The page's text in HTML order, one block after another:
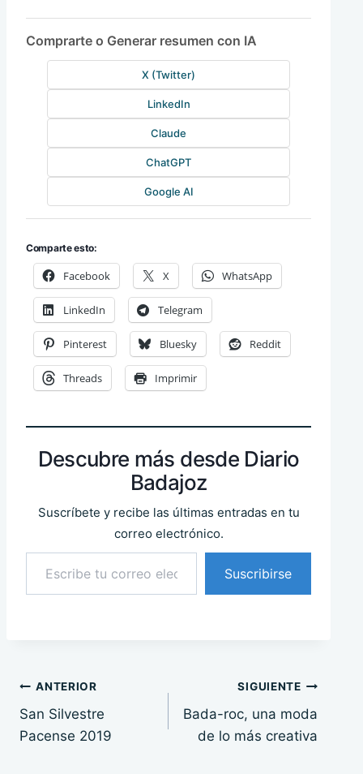
Comprarte o Generar resumen con IA
X (Twitter)
LinkedIn
Claude
ChatGPT
Google AI
Comparte esto:
Facebook X WhatsApp
LinkedIn Telegram
Pinterest Bluesky Reddit
Threads Imprimir
Descubre más desde Diario
Badajoz
Suscríbete y recibe las últimas entradas en tu
correo electrónico.
Escribe tu correo electrónico…
Suscribirse
Navegación
de
ANTERIOR
San Silvestre
Pacense 2019
SIGUIENTE
Bada-roc, una moda
de lo más creativa